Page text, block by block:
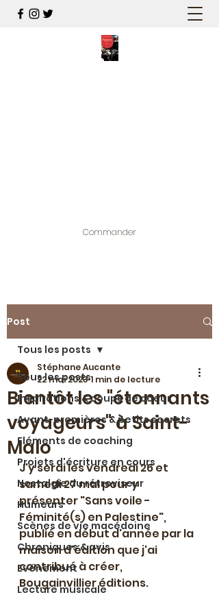
Commander
Post
Tous les posts
Inspirations & coups de coeur
Avant-premières & petits secrets
Eléments de coaching
Projets d'écriture en cours
Nostalgie du rétroviseur
Humeurs
Scènes de vie macédoine
Chroniques & avis
Evénement
Lecture musicale
Tous les posts
Bientôt les "étonnants
voyageurs" à Saint-
Malo
Stéphane Aucante
22 mai 20231 min de lecture
J'y serai les vendredi 26 et
samedi 27 mai pour y
présenter "Sans voile -
Féminité(s) en Palestine",
publié en début d'année par la
maison d'édition que j'ai
contribué à créer,
Bougainvillier éditions.